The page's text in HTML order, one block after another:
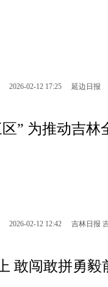
2026-02-12 17:25 延边日报
2026-02-12 12:42 吉林日报
敢闯敢拼勇